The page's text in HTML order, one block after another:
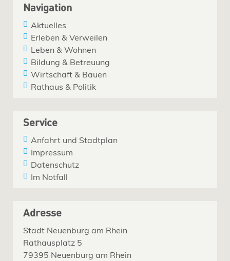
Navigation
Aktuelles
Erleben & Verweilen
Leben & Wohnen
Bildung & Betreuung
Wirtschaft & Bauen
Rathaus & Politik
Service
Anfahrt und Stadtplan
Impressum
Datenschutz
Im Notfall
Adresse
Stadt Neuenburg am Rhein
Rathausplatz 5
79395 Neuenburg am Rhein